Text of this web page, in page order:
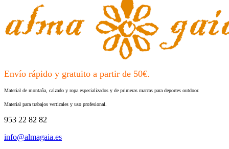
Envío rápido y gratuito a partir de 50€.
Material de montaña, calzado y ropa especializados y de primeras marcas para deportes outdoor.
Material para trabajos verticales y uso profesional.
953 22 82 82
info@almagaia.es